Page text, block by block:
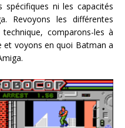
spécifiques ni les capacités
Revoyons les différentes
comparons-les à
et voyons en quoi Batman a